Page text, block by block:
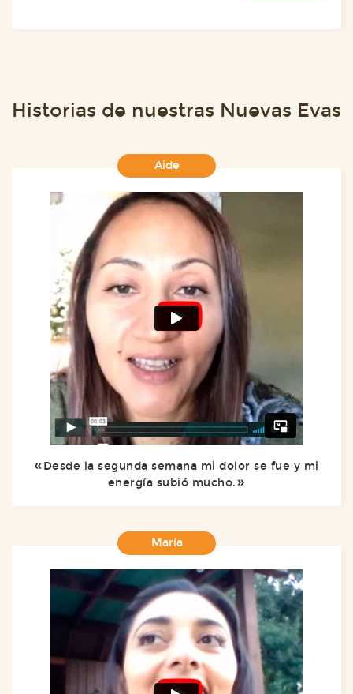
Historias de nuestras Nuevas Evas
Aide
Desde la segunda semana mi dolor se fue y mi
energía subió mucho.
María